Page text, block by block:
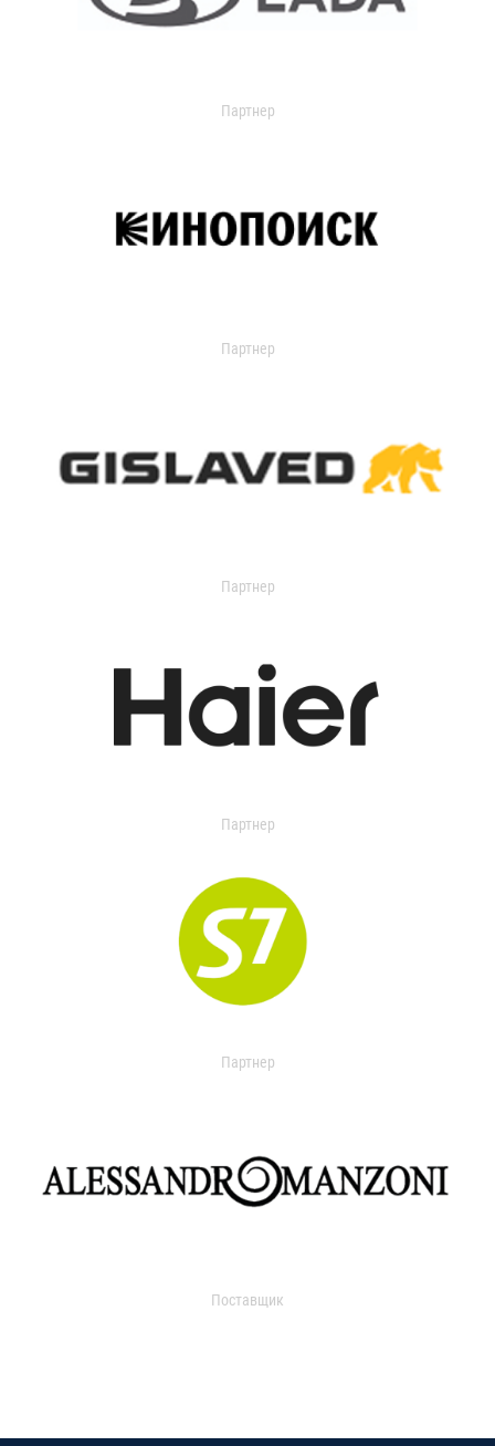
Партнер
Партнер
Партнер
Партнер
Партнер
Поставщик